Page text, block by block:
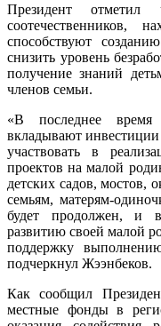
Президент отметил
соотечественников,
способствуют
снизить уровень
получение знаний
членов семьи.
«В последнее время
вкладывают инвестиции
участвовать в
проектов на малой
детских садов, мостов,
семьям, матерям-
будет продолжен, и
развитию своей малой
поддержку
подчеркнул Жээнбеков.
Как сообщил
местные фонды в